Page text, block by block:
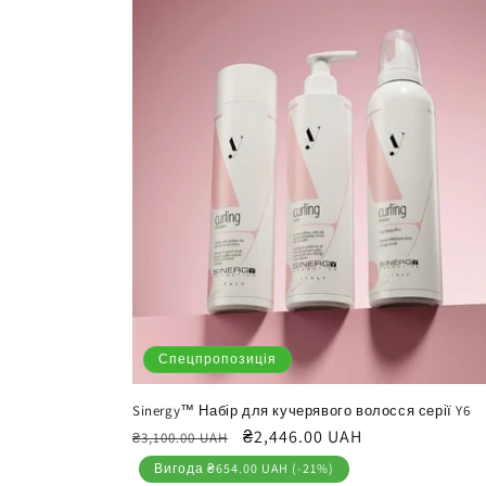
Спецпропозиція
Sinergy™ Набір для кучерявого волосся серії Y6
Звичайна
ціна
₴3,100.00 UAH
Ціна
продажу
₴2,446.00 UAH
Вигода ₴654.00 UAH (-21%)